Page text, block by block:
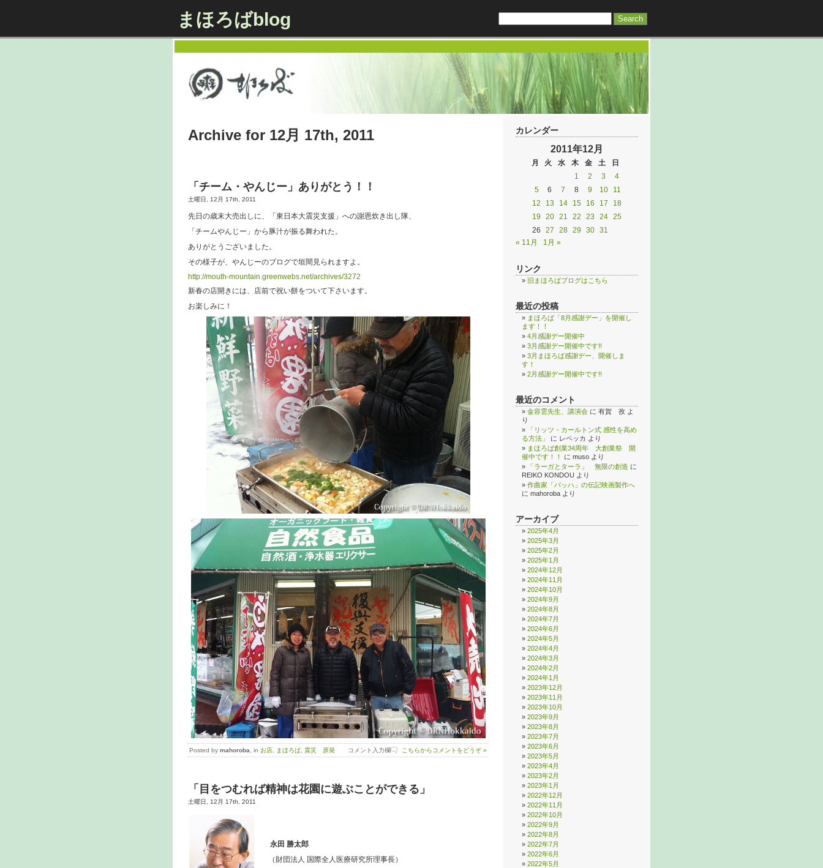
まほろばblog
Archive for 12月 17th, 2011
「チーム・やんじー」ありがとう！！
土曜日, 12月 17th, 2011
先日の歳末大売出しに、「東日本大震災支援」への謝恩炊き出し隊、
「チームやんじー」から豚汁が振る舞われた。
ありがとうございました。
その様子が、やんじーのブログで垣間見られますよ。
http://mouth-mountain.greenwebs.net/archives/3272
新春の店開きには、店前で祝い餅をついて下さいます。
お楽しみに！
Posted by mahoroba, in お店, まほろば, 震災 原発 コメント入力欄 こちらからコメントをどうぞ »
「目をつむれば精神は花園に遊ぶことができる」
土曜日, 12月 17th, 2011
永田 勝太郎
（財団法人 国際全人医療研究所理事長）
カレンダー
2011年12月
月 火 水 木 金 土
日
1
2 3
4
5
6 7 8 9 10
11
12
13 14 15 16 17
18
19 20 21 22 23 24
25
26
27 28 29 30
31
« 11月
1月 »
リンク
旧まほろばブログはこちら
最近の投稿
まほろば「8月感謝デー」を開催し
ます！！
4月感謝デー開催中
3月感謝デー開催中です!!
3月まほろば感謝デー、開催しま
す！
2月感謝デー開催中です!!
最近のコメント
金容雲先生、講演会 に 有賀 孜 よ
り
「リッツ・カールトン式 感性を高め
る方法」
に レベッカ より
まほろば創業34周年 大創業祭 開
催中です！！
に muso より
「ラーガとターラ」 無限の創造 に
REIKO KONDOU より
作曲家「バッハ」の伝記映画製作へ
に mahoroba より
アーカイブ
2025年4月
2025年3月
2025年2月
2025年1月
2024年12月
2024年11月
2024年10月
2024年9月
2024年8月
2024年7月
2024年6月
2024年5月
2024年4月
2024年3月
2024年2月
2024年1月
2023年12月
2023年11月
2023年10月
2023年9月
2023年8月
2023年7月
2023年6月
2023年5月
2023年4月
2023年2月
2023年1月
2022年12月
2022年11月
2022年10月
2022年9月
2022年8月
2022年7月
2022年6月
2022年5月